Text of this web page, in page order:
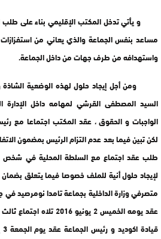
و يأتي تدخل المكتب الإقليمي بناء على
مساعد بنفس الجماعة والذي يعاني من
واستهدافه من طرف جهات من داخل الجماعة.
ومن أجل إيجاد حلول لهذه الوضعية الشاذة
السيد المصطفى القرشي لمهامه داخل الإدارة
الواجبات و الحقوق ، عقد المكتب اجتماعا مع
لكن تبين فيما بعد عدم التزام الرئيس بمضمون
طلب عقد اجتماع مع السلطة المحلية في شخص
لإيجاد حلول أنية للملف خصوصا فيما يتعلق بضمان
متصرفي وزارة الداخلية بجماعة تامدا نومرصيد
عقد يومه الخميس 2 يونيو